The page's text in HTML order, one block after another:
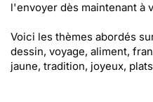
l'envoyer dès maintenant à
Voici les thèmes abordés
dessin, voyage, aliment,
jaune, tradition, joyeux,